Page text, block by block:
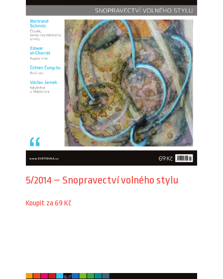
5/2014 – Snopravectví volného stylu
Koupit za 69 Kč